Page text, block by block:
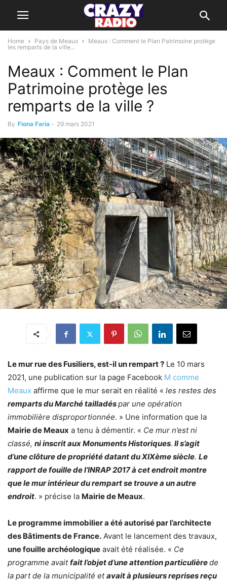
Home Pays de Meaux
Meaux : Comment le Plan Patrimoine protège
les remparts de la ville...
Meaux : Comment le Plan
Patrimoine protège les
remparts de la ville ?
By Fiona Faria - 29 mars 2021
Le mur rue des Fusiliers, est-il un rempart ? Le 10 mars
2021, une publication sur la page Facebook M comme
Meaux affirme que le mur serait en réalité « les restes des
remparts du Marché tailladéspar une opération
immobilière disproportionnée. » Une information que la
Mairie de Meaux a tenu à démentir. « Ce mur n’est ni
classé, ni inscrit aux Monuments Historiques. Il s’agit
d’une clôture de propriété datant du XIXème siècle. Le
rapport de fouille de l’INRAP 2017 à cet endroit montre
que le mur intérieur du rempart se trouve a un autre
endroit. » précise la Mairie de Meaux.
Le programme immobilier a été autorisé par l’architecte
des Bâtiments de France. Avant le lancement des travaux,
une fouille archéologique avait été réalisée. « Ce
programme avaitfait l’objet d’une attention particulièrede
la part de la municipalité etavait à plusieurs reprises reçu